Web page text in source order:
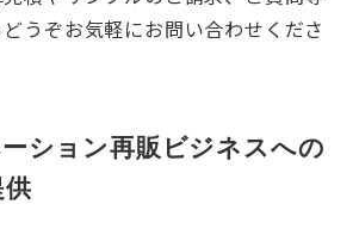
うぞお気軽にお問い合わせくださ
ション再販ビジネスへの